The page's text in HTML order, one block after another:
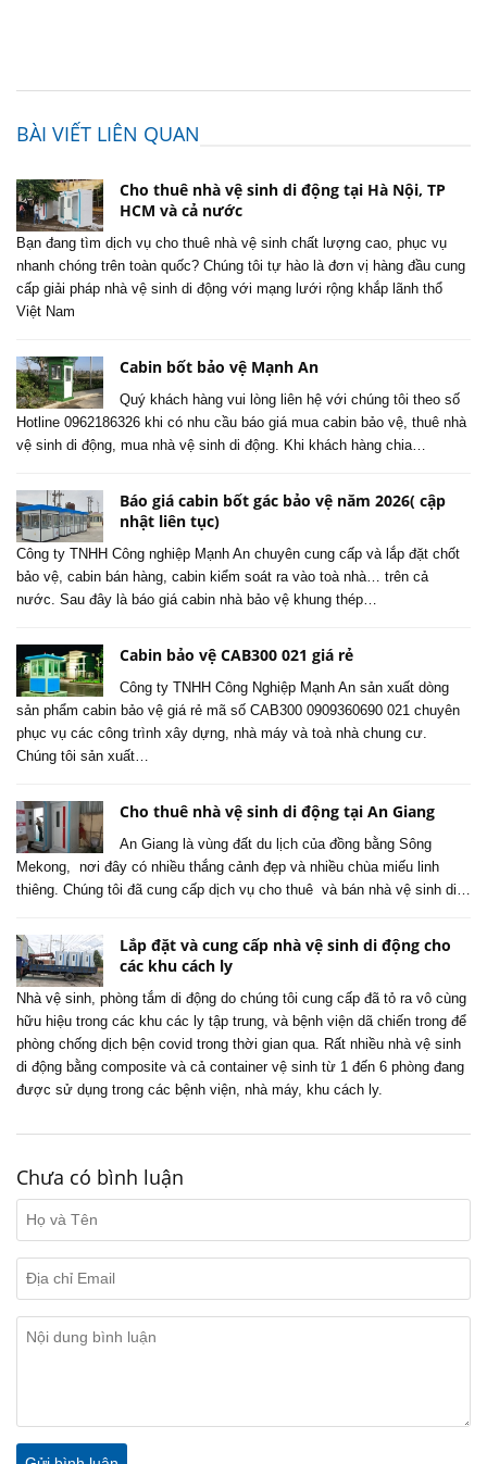
BÀI VIẾT LIÊN QUAN
Cho thuê nhà vệ sinh di động tại Hà Nội, TP
HCM và cả nước
Bạn đang tìm dịch vụ cho thuê nhà vệ sinh chất lượng cao, phục vụ
nhanh chóng trên toàn quốc? Chúng tôi tự hào là đơn vị hàng đầu cung
cấp giải pháp nhà vệ sinh di động với mạng lưới rộng khắp lãnh thổ
Việt Nam
Cabin bốt bảo vệ Mạnh An
Quý khách hàng vui lòng liên hệ với chúng tôi theo số
Hotline 0962186326 khi có nhu cầu báo giá mua cabin bảo vệ, thuê nhà
vệ sinh di động, mua nhà vệ sinh di động. Khi khách hàng chia…
Báo giá cabin bốt gác bảo vệ năm 2026( cập
nhật liên tục)
Công ty TNHH Công nghiệp Mạnh An chuyên cung cấp và lắp đặt chốt
bảo vệ, cabin bán hàng, cabin kiểm soát ra vào toà nhà… trên cả
nước. Sau đây là báo giá cabin nhà bảo vệ khung thép…
Cabin bảo vệ CAB300 021 giá rẻ
Công ty TNHH Công Nghiệp Mạnh An sản xuất dòng
sản phẩm cabin bảo vệ giá rẻ mã số CAB300 0909360690 021 chuyên
phục vụ các công trình xây dựng, nhà máy và toà nhà chung cư.
Chúng tôi sản xuất…
Cho thuê nhà vệ sinh di động tại An Giang
An Giang là vùng đất du lịch của đồng bằng Sông
Mekong, nơi đây có nhiều thắng cảnh đẹp và nhiều chùa miếu linh
thiêng. Chúng tôi đã cung cấp dịch vụ cho thuê và bán nhà vệ sinh di…
Lắp đặt và cung cấp nhà vệ sinh di động cho
các khu cách ly
Nhà vệ sinh, phòng tắm di động do chúng tôi cung cấp đã tỏ ra vô cùng
hữu hiệu trong các khu các ly tập trung, và bệnh viện dã chiến trong để
phòng chống dịch bện covid trong thời gian qua. Rất nhiều nhà vệ sinh
di động bằng composite và cả container vệ sinh từ 1 đến 6 phòng đang
được sử dụng trong các bệnh viện, nhà máy, khu cách ly.
Chưa có bình luận